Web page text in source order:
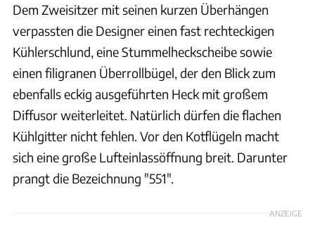
Dem Zweisitzer mit seinen kurzen Überhängen
verpassten die Designer einen fast rechteckigen
Kühlerschlund, eine Stummelheckscheibe sowie
einen filigranen Überrollbügel, der den Blick zum
ebenfalls eckig ausgeführten Heck mit großem
Diffusor weiterleitet. Natürlich dürfen die flachen
Kühlgitter nicht fehlen. Vor den Kotflügeln macht
sich eine große Lufteinlassöffnung breit. Darunter
prangt die Bezeichnung "551".
ANZEIGE